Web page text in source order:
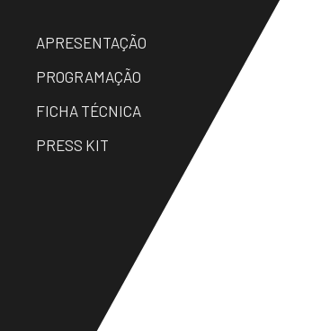
APRESENTAÇÃO
PROGRAMAÇÃO
FICHA TÉCNICA
PRESS KIT